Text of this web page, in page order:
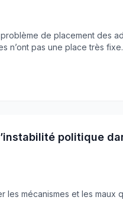
de placement des
n’ont pas une place très
politique
les mécanismes et les